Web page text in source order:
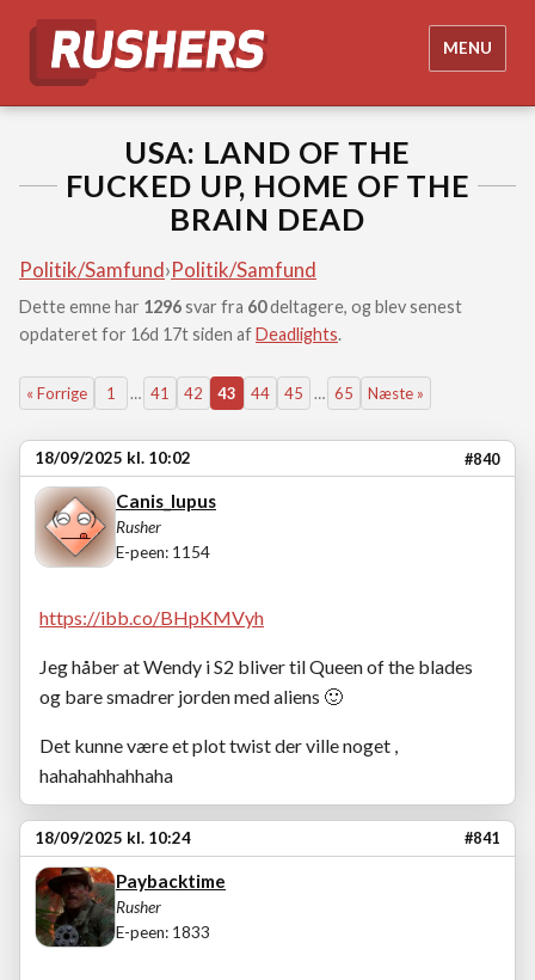
MENU
USA: LAND OF THE
FUCKED UP, HOME OF THE
BRAIN DEAD
Politik/Samfund›Politik/Samfund
Dette emne har 1296svar fra 60deltagere, og blev senest
opdateret for 16d 17t siden afDeadlights.
« Forrige 1 … 41 42 43 44 45 … 65 Næste »
18/09/2025 kl. 10:02 #840
Canis_lupus
Rusher
E-peen: 1154
https://ibb.co/BHpKMVyh
Jeg håber at Wendy i S2 bliver til Queen of the blades
og bare smadrer jorden med aliens 🙂
Det kunne være et plot twist der ville noget ,
hahahahhahhaha
18/09/2025 kl. 10:24 #841
Paybacktime
Rusher
E-peen: 1833